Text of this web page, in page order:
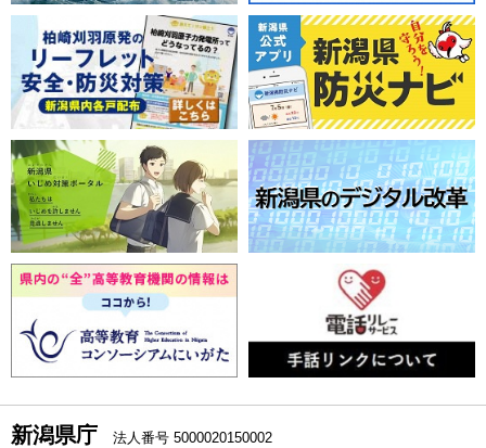
新潟県庁 法人番号 5000020150002